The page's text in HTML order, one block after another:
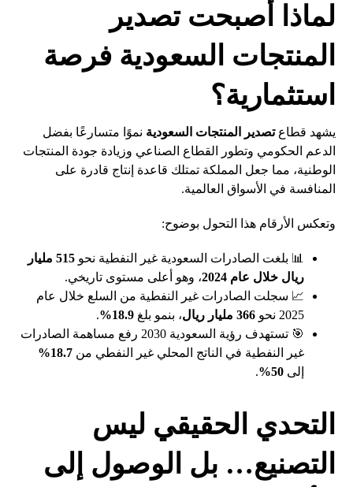
لماذا أصبحت تصدير
المنتجات السعودية فرصة
استثمارية؟
يشهد قطاعتصدير المنتجات السعودية نموًا متسارعًا بفضل
الدعم الحكومي وتطور القطاع الصناعي وزيادة جودة المنتجات
الوطنية، مما جعل المملكة تمتلك قاعدة إنتاج قادرة على
المنافسة في الأسواق العالمية.
وتعكس الأرقام هذا التحول بوضوح:
📊 بلغت الصادرات السعودية غير النفطية نحو
515 مليار
ريال خلال عام 2024
، وهو أعلى مستوى تاريخي.
📈 سجلت الصادرات غير النفطية من السلع خلال عام
2025 نحو
366 مليار ريال ، بنمو بلغ18.9%
.
🎯 تستهدف رؤية السعودية 2030 رفع مساهمة الصادرات
غير النفطية في الناتج المحلي غير النفطي من18.7%
إلى50%
.
التحدي الحقيقي ليس
التصنيع… بل الوصول إلى